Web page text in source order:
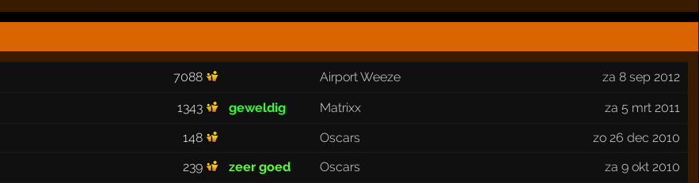
7088 Airport Weeze
za 8 sep 2012
1343 geweldig Matrixx
za 5 mrt 2011
148 Oscars
zo 26 dec 2010
239 zeer goed Oscars
za 9 okt 2010